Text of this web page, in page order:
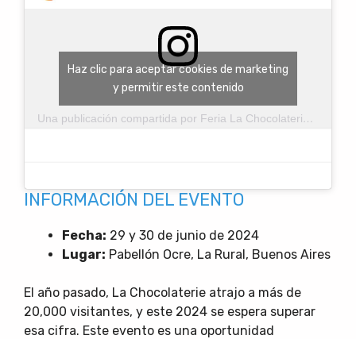
Haz clic para aceptar cookies de marketing
y permitir este contenido
INFORMACIÓN DEL EVENTO
Fecha: 29 y 30 de junio de 2024
Lugar: Pabellón Ocre, La Rural, Buenos Aires
El año pasado, La Chocolaterie atrajo a más de
20,000 visitantes, y este 2024 se espera superar
esa cifra. Este evento es una oportunidad